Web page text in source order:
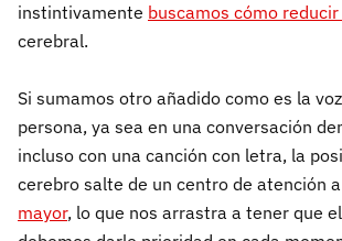
instintivamente buscamos cómo
cerebral.
Si sumamos otro añadido como es la
persona, ya sea en una conversación
incluso con una canción con letra, la
cerebro salte de un centro de atención
mayor, lo que nos arrastra a tener que